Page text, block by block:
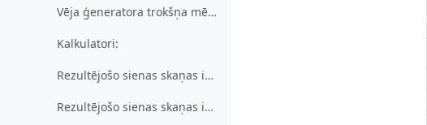
Vēja ģeneratora trokšņa mērījumi
Kalkulatori:
Rezultējošo sienas skaņas izolācijas aprēķins 1
Rezultējošo sienas skaņas izolācijas aprēķins 2